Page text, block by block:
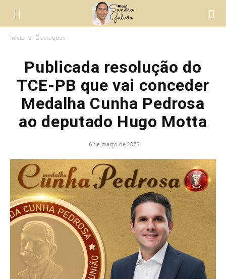
Início Destaques
Publicada resolução do
TCE-PB que vai conceder
Medalha Cunha Pedrosa
ao deputado Hugo Motta
6 de março de 2025